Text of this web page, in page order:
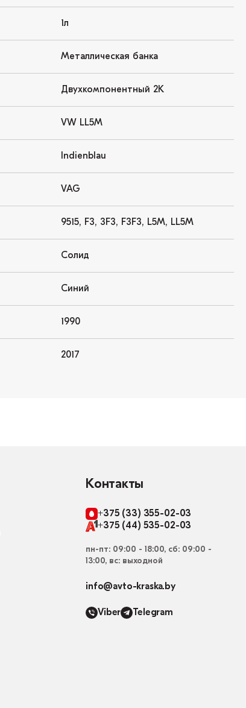
1л
Металлическая банка
Двухкомпонентный 2K
VW LL5M
Indienblau
VAG
9515, F3, 3F3, F3F3, L5M, LL5M
Солид
Синий
1990
2017
Контакты
+375 (33) 355-02-03
+375 (44) 535-02-03
пн-пт: 09:00 - 18:00, сб: 09:00 -
13:00, вс: выходной
info@avto-kraska.by
Viber Telegram